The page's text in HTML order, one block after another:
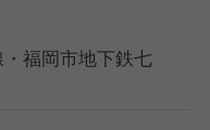
福岡市地下鉄七